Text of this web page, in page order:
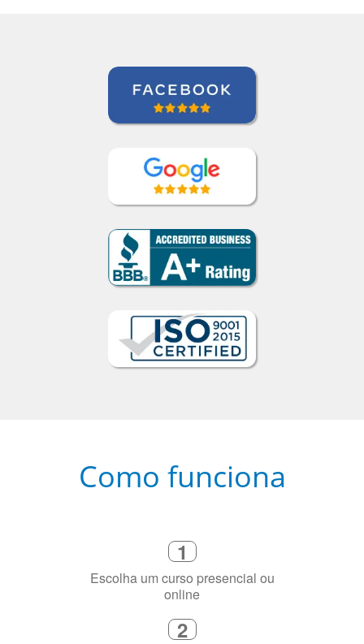
Como funciona
1
Escolha um curso presencial ou
online
2